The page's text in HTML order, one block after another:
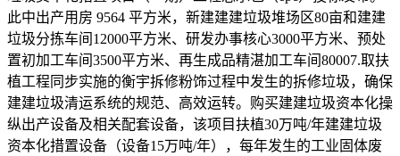
此中出产用房 9564 平方米，新建建建垃圾堆场区80亩和建建
垃圾分拣车间12000平方米、研发办事核心3000平方米、预处
置初加工车间3500平方米、再生成品精湛加工车间80007.取扶
植工程同步实施的衡宇拆修粉饰过程中发生的拆修垃圾，确保
建建垃圾清运系统的规范、高效运转。购买建建垃圾资本化操
纵出产设备及相关配套设备，该项目扶植30万吨/年建建垃圾
资本化措置设备（设备15万吨/年），每年发生的工业固体废